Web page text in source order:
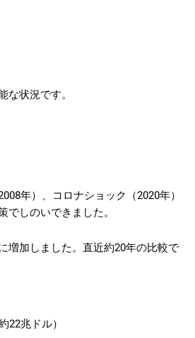
状況です。
年）、コロナショック（2020年）
しのいできました。
増加しました。直近約20年の比較で
22兆ドル）